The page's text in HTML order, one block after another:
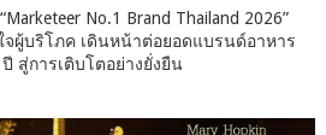
No.1 Brand Thailand 2026”
ผู้บริโภค เดินหน้าต่อยอดแบรนด์อาหาร
สู่การเติบโตอย่างยั่งยืน